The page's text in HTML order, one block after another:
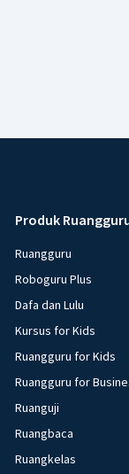
Produk
Ruangguru
Roboguru Plus
Dafa dan Lulu
Kursus for Kids
Ruangguru for Kids
Ruangguru for
Ruanguji
Ruangbaca
Ruangkelas